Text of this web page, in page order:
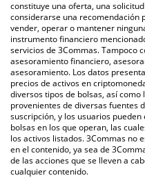
También puedes utilizar
encuentra arriba para
principales monedas
constituye una oferta, una
considerarse una recomendación
vender, operar o mantener
instrumento financiero
servicios de 3Commas. Tampoco
asesoramiento financiero,
asesoramiento. Los datos
precios de activos en
diversos tipos de bolsas, así
provenientes de diversas fuentes
suscripción, y los usuarios
bolsas en los que operan, las
los activos listados. 3Commas no
en el contenido, ya sea de
de las acciones que se lleven a
cualquier contenido.